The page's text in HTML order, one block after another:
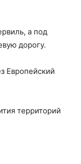
а под
дорогу.
Европейский
территорий